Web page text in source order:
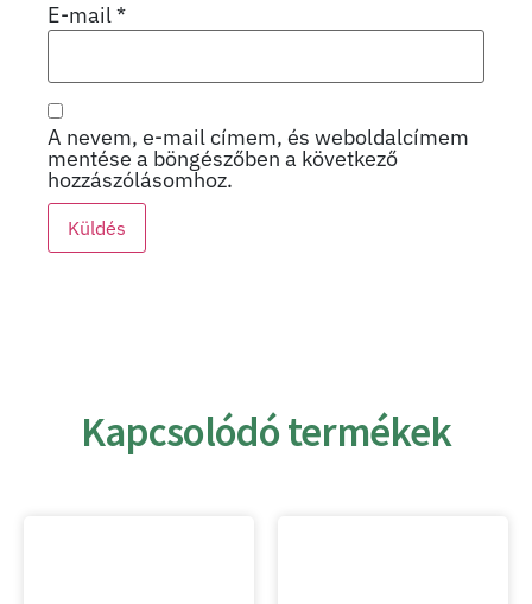
E-mail*
A nevem, e-mail címem, és weboldalcímem
mentése a böngészőben a következő
hozzászólásomhoz.
Kapcsolódó termékek